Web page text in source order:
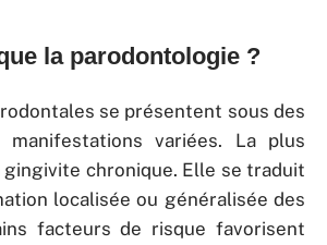
la parodontologie ?
se présentent sous des
variées. La plus
chronique. Elle se traduit
localisée ou généralisée des
facteurs de risque favorisent